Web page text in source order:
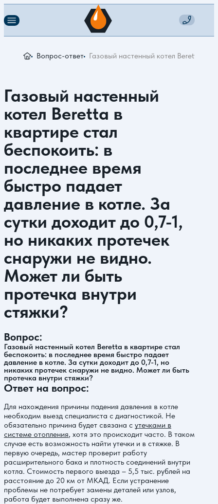
Вопрос-ответ Газовый настенный котел Beretta в
Газовый настенный
котел Beretta в
квартире стал
беспокоить: в
последнее время
быстро падает
давление в котле. За
сутки доходит до 0,7-1,
но никаких протечек
снаружи не видно.
Может ли быть
протечка внутри
стяжки?
Вопрос:
Газовый настенный котел Beretta в квартире стал
беспокоить: в последнее время быстро падает
давление в котле. За сутки доходит до 0,7-1, но
никаких протечек снаружи не видно. Может ли быть
протечка внутри стяжки?
Ответ на вопрос:
Для нахождения причины падения давления в котле
необходим выезд специалиста с диагностикой. Не
обязательно причина будет связана с утечками в
системе отопления, хотя это происходит часто. В таком
случае есть возможность найти утечки и в стяжке. В
первую очередь, мастер проверит работу
расширительного бака и плотность соединений внутри
котла. Стоимость первого выезда – 5,5 тыс. рублей на
расстояние до 20 км от МКАД. Если устранение
проблемы не потребует замены деталей или узлов,
работа будет выполнена сразу же.